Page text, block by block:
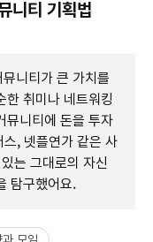
니티 기획법
니티가 큰 가치를
한 취미나 네트워킹
뮤니티에 돈을 투자
, 넷플연가 같은 사
는 그대로의 자신
탐구했어요.
과 모임